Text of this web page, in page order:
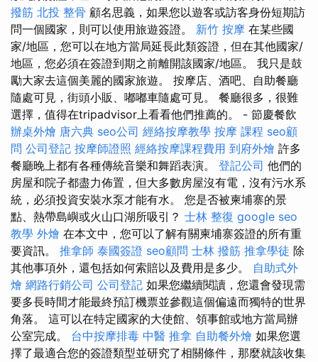
撥筋 北投 整骨 顧名思義，如果您以遊客或訪客身份短期訪
問一個國家，則可以使用旅遊簽證。 新竹 按摩 在某些國
家/地區，您可以在地方當局延長此類簽證，但在其他國家/
地區，您必須在簽證到期之前離開該國家/地區。 我只是鼓
勵大家去這個美麗的國家旅遊。 按摩店、酒吧、自助餐廳
隨處可見，街頭小販、嘟嘟車隨處可見。 餐廳很多，很難
選擇，值得在tripadvisor上看看他們推薦的。 - 節慶餐飲
辦桌外燴 唐六典 seo公司 經絡按摩教學 按摩 課程 seo顧
問 公司登記 按摩師證照 經絡按摩課程費用 到府外燴 許多
餐廳晚上都有各種傳統音樂和舞蹈表演。 登記公司 他們的
房屋和院子都盡力佈置，但大多數房屋沒有電，沒有污水系
統，必須投資安裝水泵才能有水。 您是否被柬埔寨的景
點、熱帶島嶼或火山口湖所吸引？ 士林 整復 google seo
教學 外燴 在本文中，您可以了解有關柬埔寨簽證的所有重
要資訊。 推拿師 泰國簽證 seo顧問 士林 撥筋 推拿學徒 除
其他事項外，還包括如何索賠以及費用是多少。 自助式外
燴 網路行銷公司 公司登記 如果您繼續閱讀，您還會發現需
要多長時間才能最終預訂機票並參觀這個偏遠而獨特的世界
角落。 這可以在特定國家的大使館、領事館或地方當局辦
公室完成。 台中按摩排毒 中醫 推拿 自助餐外燴 如果您選
擇了最適合您的簽證類型並研究了相關條件，那麼就該收集